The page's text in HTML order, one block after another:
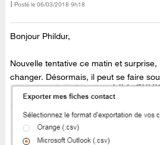
Posté le ‎06/03/2018 9h18
Bonjour Phildur,
Nouvelle tentative ce matin et
changer. Désormais, il peut se faire